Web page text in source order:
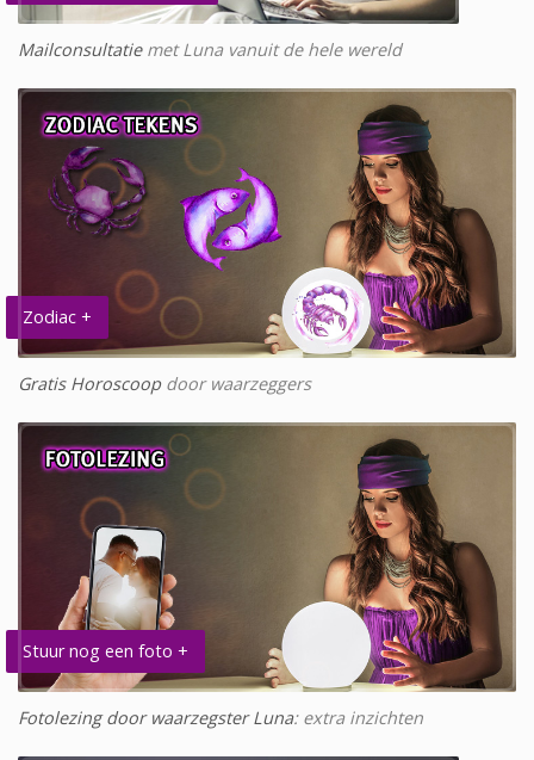
Mailconsultatiemet Luna vanuit de hele wereld
Zodiac +
Gratis Horoscoopdoor waarzeggers
Stuur nog een foto +
Fotolezing door waarzegster Luna: extra inzichten